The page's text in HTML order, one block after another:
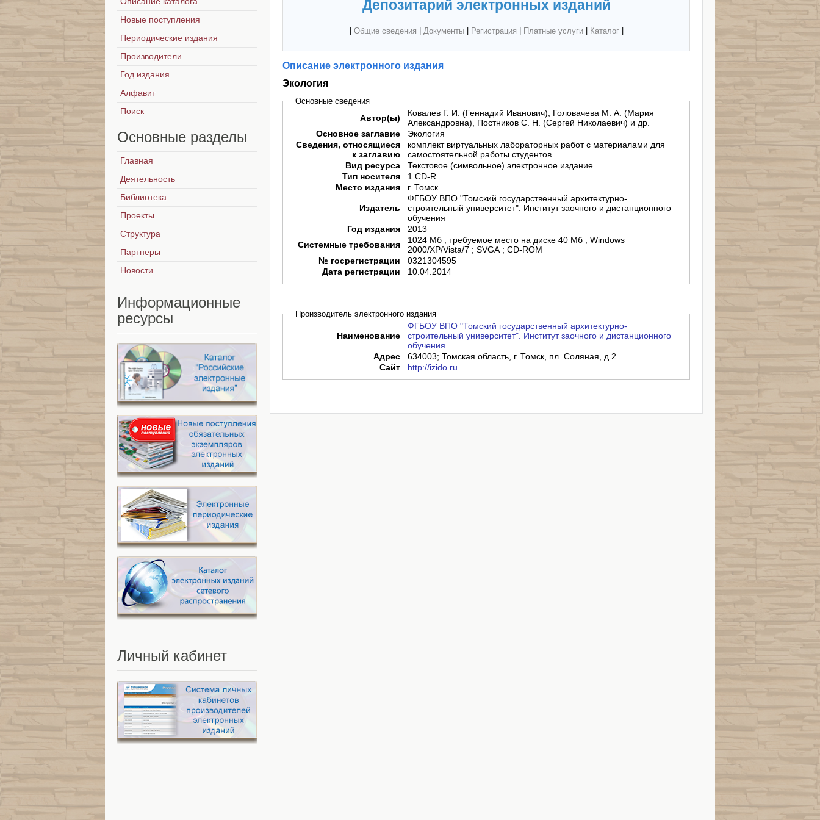
Депозитарий электронных изданий
Общие сведения Документы| Регистрация Платные услуги| Каталог|
Описание электронного издания
Экология
Основные сведения
Автор(ы)
Ковалев Г. И. (Геннадий Иванович), Головачева М. А. (Мария
Александровна), Постников С. Н. (Сергей Николаевич) и др.
Основное заглавие
Экология
Сведения, относящиеся
к заглавию
комплект виртуальных лабораторных работ с материалами для
самостоятельной работы студентов
Вид ресурса
Текстовое (символьное) электронное издание
Тип носителя
1 CD-R
Место издания
г. Томск
Издатель
ФГБОУ ВПО "Томский государственный архитектурно-
строительный университет". Институт заочного и дистанционного
обучения
Год издания
2013
Системные требования
1024 Мб ; требуемое место на диске 40 Мб ; Windows
2000/XP/Vista/7 ; SVGA ; CD-ROM
№ госрегистрации
0321304595
Дата регистрации
10.04.2014
Производитель электронного издания
Наименование
ФГБОУ ВПО "Томский государственный архитектурно-
строительный университет". Институт заочного и дистанционного
обучения
Адрес
634003; Томская область, г. Томск, пл. Соляная, д.2
Сайт
http://izido.ru
Новые поступления
Периодические издания
Производители
Год издания
Алфавит
Поиск
Основные разделы
Главная
Деятельность
Библиотека
Проекты
Структура
Партнеры
Новости
Информационные
ресурсы
Личный кабинет